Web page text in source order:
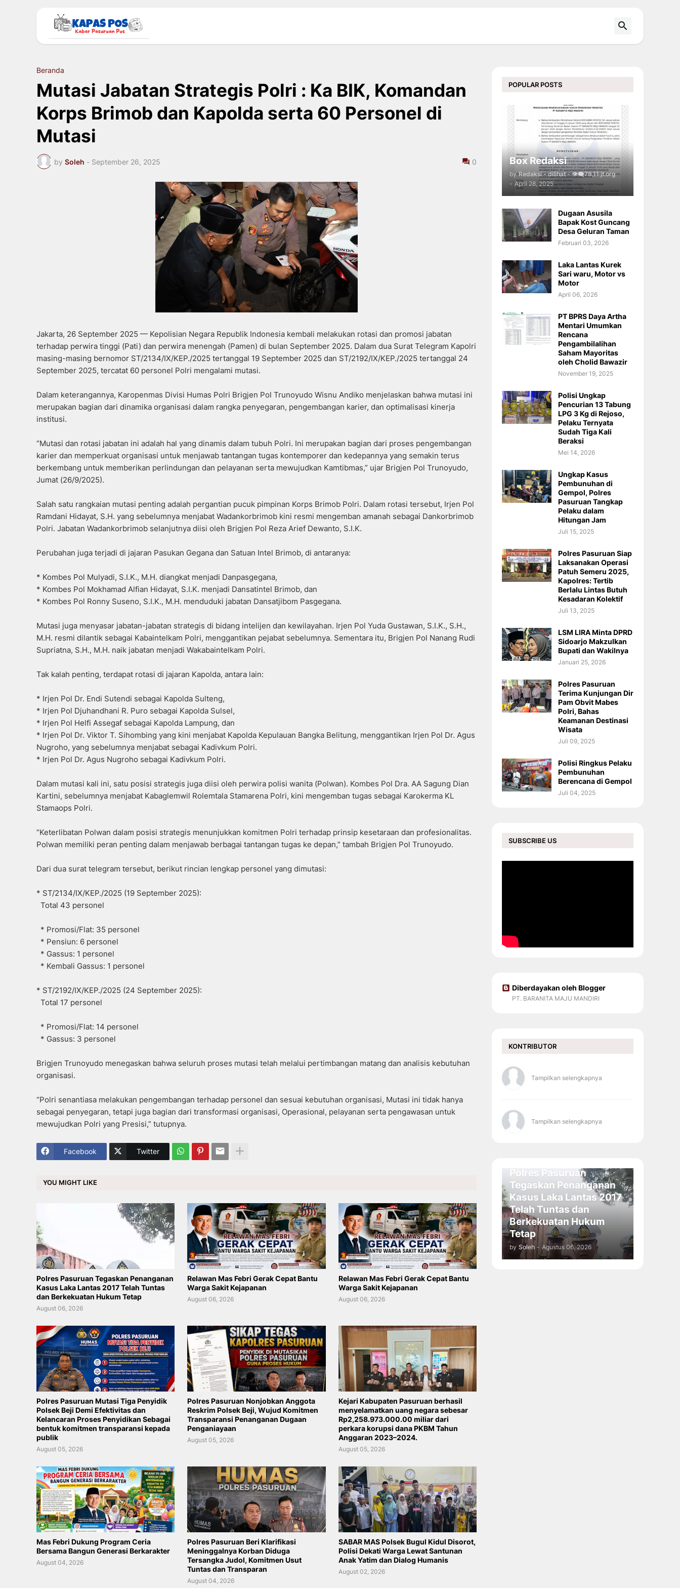
Beranda
Mutasi Jabatan Strategis Polri : Ka BIK, Komandan
Korps Brimob dan Kapolda serta 60 Personel di
Mutasi
by Soleh - September 26, 2025 0
Jakarta, 26 September 2025 — Kepolisian Negara Republik Indonesia kembali melakukan rotasi dan promosi jabatan
terhadap perwira tinggi (Pati) dan perwira menengah (Pamen) di bulan September 2025. Dalam dua Surat Telegram Kapolri
masing-masing bernomor ST/2134/IX/KEP./2025 tertanggal 19 September 2025 dan ST/2192/IX/KEP./2025 tertanggal 24
September 2025, tercatat 60 personel Polri mengalami mutasi.
Dalam keterangannya, Karopenmas Divisi Humas Polri Brigjen Pol Trunoyudo Wisnu Andiko menjelaskan bahwa mutasi ini
merupakan bagian dari dinamika organisasi dalam rangka penyegaran, pengembangan karier, dan optimalisasi kinerja
institusi.
“Mutasi dan rotasi jabatan ini adalah hal yang dinamis dalam tubuh Polri. Ini merupakan bagian dari proses pengembangan
karier dan memperkuat organisasi untuk menjawab tantangan tugas kontemporer dan kedepannya yang semakin terus
berkembang untuk memberikan perlindungan dan pelayanan serta mewujudkan Kamtibmas,” ujar Brigjen Pol Trunoyudo,
Jumat (26/9/2025).
Salah satu rangkaian mutasi penting adalah pergantian pucuk pimpinan Korps Brimob Polri. Dalam rotasi tersebut, Irjen Pol
Ramdani Hidayat, S.H. yang sebelumnya menjabat Wadankorbrimob kini resmi mengemban amanah sebagai Dankorbrimob
Polri. Jabatan Wadankorbrimob selanjutnya diisi oleh Brigjen Pol Reza Arief Dewanto, S.I.K.
Perubahan juga terjadi di jajaran Pasukan Gegana dan Satuan Intel Brimob, di antaranya:
* Kombes Pol Mulyadi, S.I.K., M.H. diangkat menjadi Danpasgegana,
* Kombes Pol Mokhamad Alfian Hidayat, S.I.K. menjadi Dansatintel Brimob, dan
* Kombes Pol Ronny Suseno, S.I.K., M.H. menduduki jabatan Dansatjibom Pasgegana.
Mutasi juga menyasar jabatan-jabatan strategis di bidang intelijen dan kewilayahan. Irjen Pol Yuda Gustawan, S.I.K., S.H.,
M.H. resmi dilantik sebagai Kabaintelkam Polri, menggantikan pejabat sebelumnya. Sementara itu, Brigjen Pol Nanang Rudi
Supriatna, S.H., M.H. naik jabatan menjadi Wakabaintelkam Polri.
Tak kalah penting, terdapat rotasi di jajaran Kapolda, antara lain:
* Irjen Pol Dr. Endi Sutendi sebagai Kapolda Sulteng,
* Irjen Pol Djuhandhani R. Puro sebagai Kapolda Sulsel,
* Irjen Pol Helfi Assegaf sebagai Kapolda Lampung, dan
* Irjen Pol Dr. Viktor T. Sihombing yang kini menjabat Kapolda Kepulauan Bangka Belitung, menggantikan Irjen Pol Dr. Agus
Nugroho, yang sebelumnya menjabat sebagai Kadivkum Polri.
* Irjen Pol Dr. Agus Nugroho sebagai Kadivkum Polri.
Dalam mutasi kali ini, satu posisi strategis juga diisi oleh perwira polisi wanita (Polwan). Kombes Pol Dra. AA Sagung Dian
Kartini, sebelumnya menjabat Kabaglemwil Rolemtala Stamarena Polri, kini mengemban tugas sebagai Karokerma KL
Stamaops Polri.
“Keterlibatan Polwan dalam posisi strategis menunjukkan komitmen Polri terhadap prinsip kesetaraan dan profesionalitas.
Polwan memiliki peran penting dalam menjawab berbagai tantangan tugas ke depan,” tambah Brigjen Pol Trunoyudo.
Dari dua surat telegram tersebut, berikut rincian lengkap personel yang dimutasi:
* ST/2134/IX/KEP./2025 (19 September 2025):
Total 43 personel
* Promosi/Flat: 35 personel
* Pensiun: 6 personel
* Gassus: 1 personel
* Kembali Gassus: 1 personel
* ST/2192/IX/KEP./2025 (24 September 2025):
Total 17 personel
* Promosi/Flat: 14 personel
* Gassus: 3 personel
Brigjen Trunoyudo menegaskan bahwa seluruh proses mutasi telah melalui pertimbangan matang dan analisis kebutuhan
organisasi.
“Polri senantiasa melakukan pengembangan terhadap personel dan sesuai kebutuhan organisasi, Mutasi ini tidak hanya
sebagai penyegaran, tetapi juga bagian dari transformasi organisasi, Operasional, pelayanan serta pengawasan untuk
mewujudkan Polri yang Presisi,” tutupnya.
Facebook Twitter
YOU MIGHT LIKE
Polres Pasuruan Tegaskan Penanganan
Kasus Laka Lantas 2017 Telah Tuntas
dan Berkekuatan Hukum Tetap
August 06, 2026
Relawan Mas Febri Gerak Cepat Bantu
Warga Sakit Kejapanan
August 06, 2026
Relawan Mas Febri Gerak Cepat Bantu
Warga Sakit Kejapanan
August 06, 2026
Polres Pasuruan Mutasi Tiga Penyidik
Polsek Beji Demi Efektivitas dan
Kelancaran Proses Penyidikan Sebagai
bentuk komitmen transparansi kepada
publik
August 05, 2026
Polres Pasuruan Nonjobkan Anggota
Reskrim Polsek Beji, Wujud Komitmen
Transparansi Penanganan Dugaan
Penganiayaan
August 05, 2026
Kejari Kabupaten Pasuruan berhasil
menyelamatkan uang negara sebesar
Rp2,258.973.000.00 miliar dari
perkara korupsi dana PKBM Tahun
Anggaran 2023–2024.
August 05, 2026
Mas Febri Dukung Program Ceria
Bersama Bangun Generasi Berkarakter
August 04, 2026
Polres Pasuruan Beri Klarifikasi
Meninggalnya Korban Diduga
Tersangka Judol, Komitmen Usut
Tuntas dan Transparan
August 04, 2026
SABAR MAS Polsek Bugul Kidul Disorot,
Polisi Dekati Warga Lewat Santunan
Anak Yatim dan Dialog Humanis
August 02, 2026
POPULAR POSTS
Box Redaksi
by Redaksi - dilihat - 👁️‍🗨️78,11 jt.org
- April 28, 2025
Dugaan Asusila
Bapak Kost Guncang
Desa Geluran Taman
Februari 03, 2026
Laka Lantas Kurek
Sari waru, Motor vs
Motor
April 06, 2026
PT BPRS Daya Artha
Mentari Umumkan
Rencana
Pengambilalihan
Saham Mayoritas
oleh Cholid Bawazir
November 19, 2025
Polisi Ungkap
Pencurian 13 Tabung
LPG 3 Kg di Rejoso,
Pelaku Ternyata
Sudah Tiga Kali
Beraksi
Mei 14, 2026
Ungkap Kasus
Pembunuhan di
Gempol, Polres
Pasuruan Tangkap
Pelaku dalam
Hitungan Jam
Juli 15, 2025
Polres Pasuruan Siap
Laksanakan Operasi
Patuh Semeru 2025,
Kapolres: Tertib
Berlalu Lintas Butuh
Kesadaran Kolektif
Juli 13, 2025
LSM LIRA Minta DPRD
Sidoarjo Makzulkan
Bupati dan Wakilnya
Januari 25, 2026
Polres Pasuruan
Terima Kunjungan Dir
Pam Obvit Mabes
Polri, Bahas
Keamanan Destinasi
Wisata
Juli 09, 2025
Polisi Ringkus Pelaku
Pembunuhan
Berencana di Gempol
Juli 04, 2025
SUBSCRIBE US
Diberdayakan oleh Blogger
PT. BARANITA MAJU MANDIRI
KONTRIBUTOR
Tampilkan selengkapnya
Tampilkan selengkapnya
Polres Pasuruan
Tegaskan Penanganan
Kasus Laka Lantas 2017
Telah Tuntas dan
Berkekuatan Hukum
Tetap
by Soleh - Agustus 06, 2026